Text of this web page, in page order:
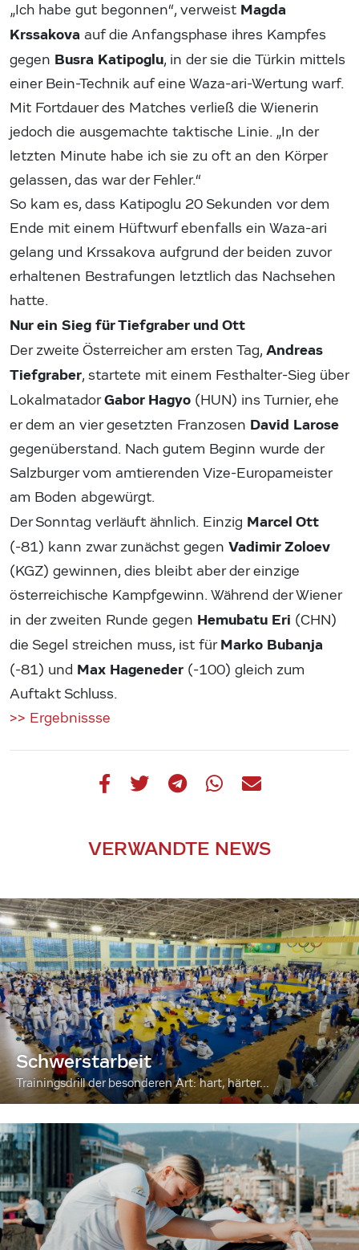
„Ich habe gut begonnen“, verweist Magda
Krssakova auf die Anfangsphase ihres Kampfes
gegen Busra Katipoglu, in der sie die Türkin mittels
einer Bein-Technik auf eine Waza-ari-Wertung warf.
Mit Fortdauer des Matches verließ die Wienerin
jedoch die ausgemachte taktische Linie. „In der
letzten Minute habe ich sie zu oft an den Körper
gelassen, das war der Fehler.“
So kam es, dass Katipoglu 20 Sekunden vor dem
Ende mit einem Hüftwurf ebenfalls ein Waza-ari
gelang und Krssakova aufgrund der beiden zuvor
erhaltenen Bestrafungen letztlich das Nachsehen
hatte.
Nur ein Sieg für Tiefgraber und Ott
Der zweite Österreicher am ersten Tag, Andreas
Tiefgraber, startete mit einem Festhalter-Sieg über
LokalmatadorGabor Hagyo (HUN) ins Turnier, ehe
er dem an vier gesetzten Franzosen David Larose
gegenüberstand. Nach gutem Beginn wurde der
Salzburger vom amtierenden Vize-Europameister
am Boden abgewürgt.
Der Sonntag verläuft ähnlich. Einzig Marcel Ott
(-81) kann zwar zunächst gegen Vadimir Zoloev
(KGZ) gewinnen, dies bleibt aber der einzige
österreichische Kampfgewinn. Während der Wiener
in der zweiten Runde gegen Hemubatu Eri (CHN)
die Segel streichen muss, ist fürMarko Bubanja
(-81) und Max Hageneder (-100) gleich zum
Auftakt Schluss.
>> Ergebnissse
VERWANDTE NEWS
Schwerstarbeit
Trainingsdrill der besonderen Art: hart, härter...